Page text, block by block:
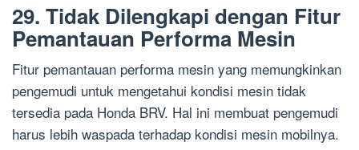
29. Tidak Dilengkapi dengan Fitur
Pemantauan Performa Mesin
Fitur pemantauan performa mesin yang memungkinkan
pengemudi untuk mengetahui kondisi mesin tidak
tersedia pada Honda BRV. Hal ini membuat pengemudi
harus lebih waspada terhadap kondisi mesin mobilnya.